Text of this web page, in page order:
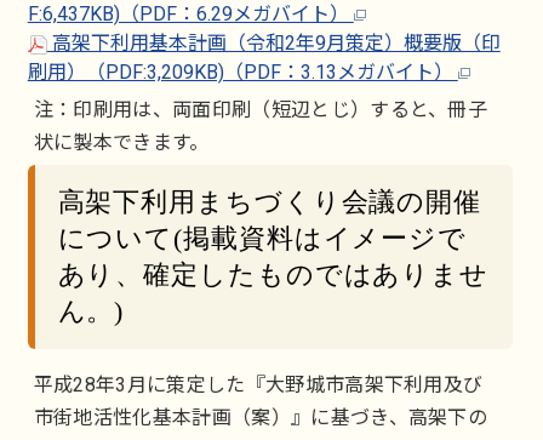
F:6,437KB)（PDF：6.29メガバイト）
高架下利用基本計画（令和2年9月策定）概要版（印
刷用）（PDF:3,209KB)（PDF：3.13メガバイト）
注：印刷用は、両面印刷（短辺とじ）すると、冊子
状に製本できます。
高架下利用まちづくり会議の開催
について(掲載資料はイメージで
あり、確定したものではありませ
ん。)
平成28年3月に策定した『大野城市高架下利用及び
市街地活性化基本計画（案）』に基づき、高架下の